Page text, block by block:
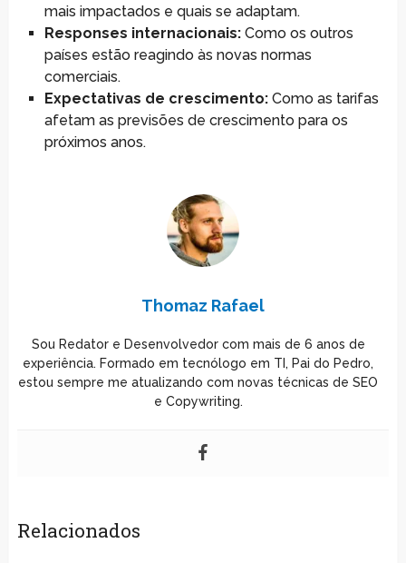
mais impactados e quais se adaptam.
Responses internacionais:Como os outros
países estão reagindo às novas normas
comerciais.
Expectativas de crescimento:Como as tarifas
afetam as previsões de crescimento para os
próximos anos.
Thomaz Rafael
Sou Redator e Desenvolvedor com mais de 6 anos de
experiência. Formado em tecnólogo em TI, Pai do Pedro,
estou sempre me atualizando com novas técnicas de SEO
e Copywriting.
Relacionados